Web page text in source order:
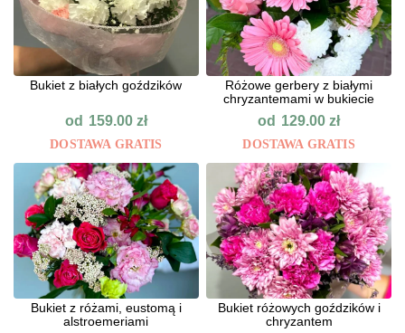
Bukiet z białych goździków
od 159.00 zł
DOSTAWA GRATIS
Różowe gerbery z białymi
chryzantemami w bukiecie
od 129.00zł
DOSTAWA GRATIS
Bukiet z różami, eustomą i
alstroemeriami
Bukiet różowych goździków i
chryzantem